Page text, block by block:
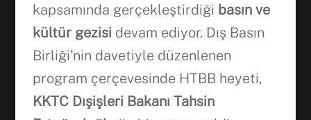
kapsamında gerçekleştirdiği basın ve
kültür gezisi devam ediyor. Dış Basın
Birliği’nin davetiyle düzenlenen
program çerçevesinde HTBB heyeti,
KKTC Dışişleri Bakanı Tahsin